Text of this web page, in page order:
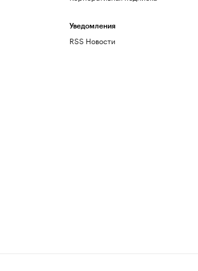
Уведомления
RSS Новости